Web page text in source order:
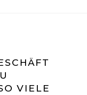
VIELE